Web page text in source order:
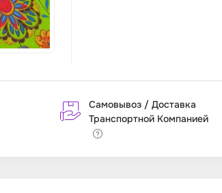
Самовывоз / Доставка
Транспортной Компанией